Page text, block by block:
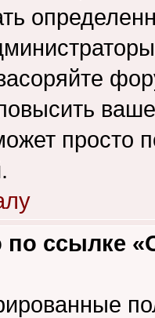
просто
ссылке